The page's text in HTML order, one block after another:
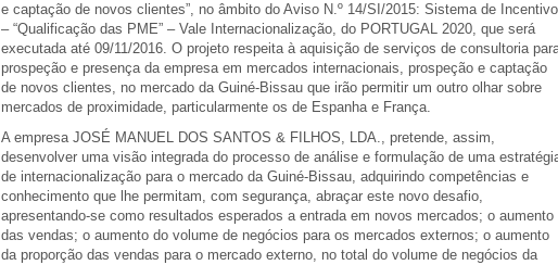
e captação de novos clientes”, no âmbito do Aviso N.º 14/SI/2015: Sistema de
– “Qualificação das PME” – Vale Internacionalização, do PORTUGAL 2020, que será
executada até 09/11/2016. O projeto respeita à aquisição de serviços de consultoria
prospeção e presença da empresa em mercados internacionais, prospeção e captação
de novos clientes, no mercado da Guiné-Bissau que irão permitir um outro olhar sobre
mercados de proximidade, particularmente os de Espanha e França.
A empresa JOSÉ MANUEL DOS SANTOS & FILHOS, LDA., pretende, assim,
desenvolver uma visão integrada do processo de análise e formulação de uma
de internacionalização para o mercado da Guiné-Bissau, adquirindo competências e
conhecimento que lhe permitam, com segurança, abraçar este novo desafio,
apresentando-se como resultados esperados a entrada em novos mercados; o aumento
das vendas; o aumento do volume de negócios para os mercados externos; o aumento
da proporção das vendas para o mercado externo, no total do volume de negócios da